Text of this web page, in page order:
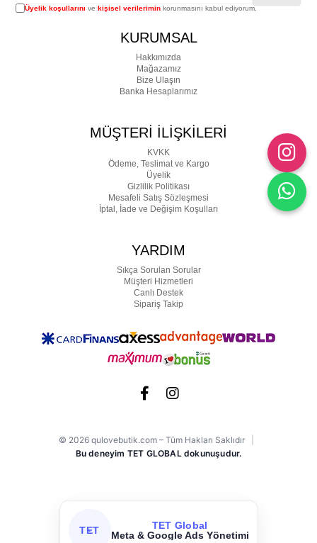
Üyelik koşullarını vekişisel verilerimin korunmasını kabul ediyorum.
KURUMSAL
Hakkımızda
Mağazamız
Bize Ulaşın
Banka Hesaplarımız
MÜŞTERİ İLİŞKİLERİ
KVKK
Ödeme, Teslimat ve Kargo
Üyelik
Gizlilik Politikası
Mesafeli Satış Sözleşmesi
İptal, İade ve Değişim Koşulları
YARDIM
Sıkça Sorulan Sorular
Müşteri Hizmetleri
Canlı Destek
Sipariş Takip
© 2026 qulovebutik.com – Tüm Hakları Saklıdır
Bu deneyim TET GLOBAL dokunuşudur.
TET
TET Global
Meta & Google Ads Yönetimi